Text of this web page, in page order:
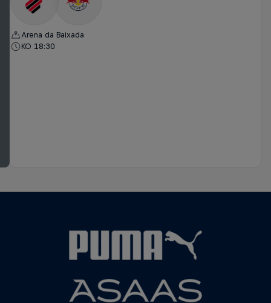
Arena da Baixada
KO 18:30